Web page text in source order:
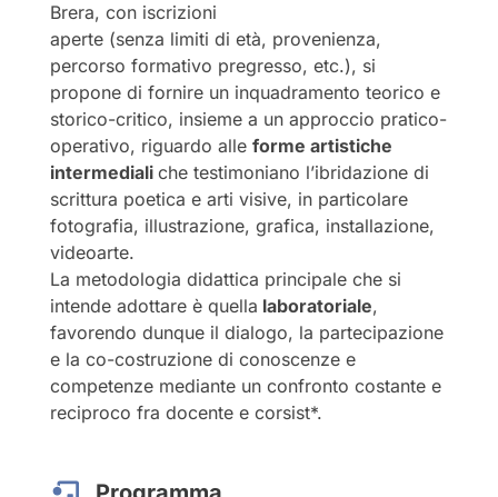
Brera, con iscrizioni
aperte (senza limiti di età, provenienza,
percorso formativo pregresso, etc.), si
propone di fornire un inquadramento teorico e
storico-critico, insieme a un approccio pratico-
operativo, riguardo alle forme artistiche
intermediali che testimoniano l’ibridazione di
scrittura poetica e arti visive, in particolare
fotografia, illustrazione, grafica, installazione,
videoarte.
La metodologia didattica principale che si
intende adottare è quella laboratoriale,
favorendo dunque il dialogo, la partecipazione
e la co-costruzione di conoscenze e
competenze mediante un confronto costante e
reciproco fra docente e corsist*.